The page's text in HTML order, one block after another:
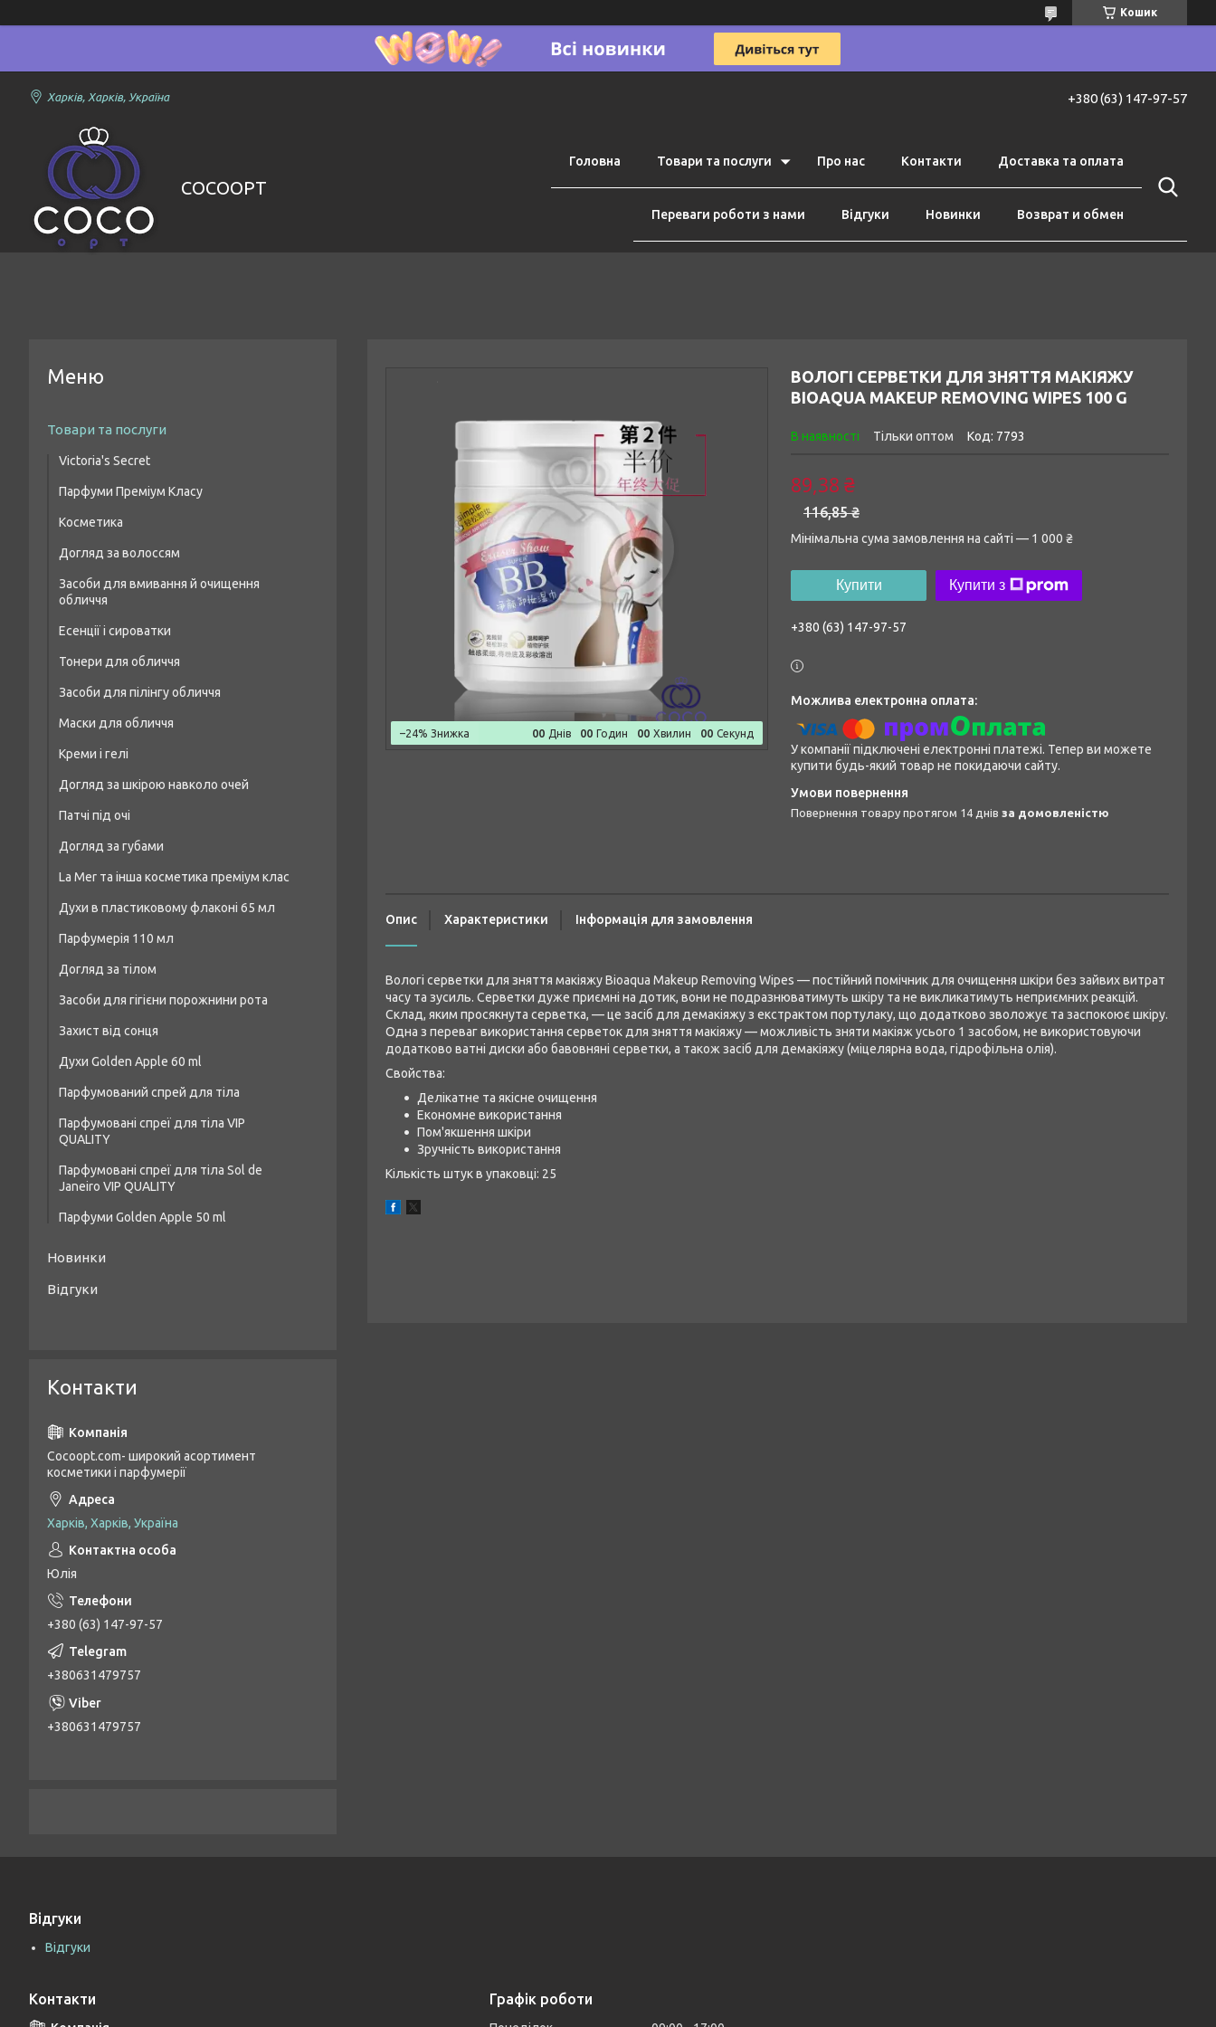
Кошик
Харків, Харків, Україна +380 (63) 147-97-57
COCOOPT
Головна Товари та послуги Про нас Контакти Доставка та оплата
Переваги роботи з нами Відгуки Новинки Возврат и обмен
ВОЛОГІ СЕРВЕТКИ ДЛЯ ЗНЯТТЯ МАКІЯЖУ
BIOAQUA MAKEUP REMOVING WIPES 100 G
В наявності Тільки оптом Код: 7793
116,85 ₴
89,38 ₴
Мінімальна сума замовлення на сайті — 1 000 ₴
Купити Купити з
+380 (63) 147-97-57
У компанії підключені електронні платежі. Тепер ви можете
купити будь-який товар не покидаючи сайту.
повернення товару протягом 14 днів за домовленістю
–24% 00 Днів 00 Годин 00 Хвилин 00 Секунд
Опис Характеристики Інформація для замовлення
Вологі серветки для зняття макіяжу Bioaqua Makeup Removing Wipes — постійний помічник для очищення шкіри без зайвих витрат
часу та зусиль. Серветки дуже приємні на дотик, вони не подразнюватимуть шкіру та не викликатимуть неприємних реакцій.
Склад, яким просякнута серветка, — це засіб для демакіяжу з екстрактом портулаку, що додатково зволожує та заспокоює шкіру.
Одна з переваг використання серветок для зняття макіяжу — можливість зняти макіяж усього 1 засобом, не використовуючи
додатково ватні диски або бавовняні серветки, а також засіб для демакіяжу (міцелярна вода, гідрофільна олія).
Свойства:
Делікатне та якісне очищення
Економне використання
Пом'якшення шкіри
Зручність використання
Кількість штук в упаковці: 25
Товари та послуги
Victoria's Secret
Парфумовані набори
Парфумований спрей для тіла
Парфуми Преміум Класу
Жіночі парфуми преміум класу
Чоловіча парфумована вода преміум
Парфумерія унісекс преміум класу
Косметика
Макіяж очей
Макіяж брів
Догляд за волоссям
Шампуні для волосся
голови
Маски для волосся
Масло для волосся
Засоби для вмивання й очищення
обличчя
Есенції і сироватки
Тонери для обличчя
Засоби для пілінгу обличчя
Маски для обличчя
Креми і гелі
Догляд за шкірою навколо очей
Патчі під очі
Догляд за губами
La Mer та інша косметика преміум клас
Духи в пластиковому флаконі 65 мл
Чоловічі парфуми аналог 65 мл
Жіночі парфуми аналог 65 мл
Унісекс-парфуми аналог 65 мл
Парфумерія 110 мл
Чоловіча парфумерія 110 мл
Парфумерія унісекс 110 мл
Жіноча парфумерія 110 мл
Догляд за тілом
Засоби для душу та ванни
Креми та лосьйони для тіла
Засоби для пілінгу тіла
Дезодоранти
Засоби для догляду за шкірою рук
Засоби для гігієни порожнини рота
Захист від сонця
Духи Golden Apple 60 ml
Жіночі парфуми Golden Apple 60 ml
Чоловічі парфуми Golden Apple 60 ml
Парфумований спрей для тіла
Парфумовані спреї для тіла VIP
QUALITY
Парфумовані спреї для тіла Sol de
Janeiro VIP QUALITY
Парфуми Golden Apple 50 ml
Новинки
Відгуки
Контакти
Cocoopt.com- широкий асортимент
косметики і парфумерії
Харків, Харків, Україна
Юлія
+380 (63) 147-97-57
+380631479757
+380631479757
Відгуки
Відгуки
Контакти Графік роботи